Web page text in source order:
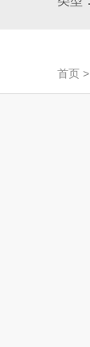
首页 >